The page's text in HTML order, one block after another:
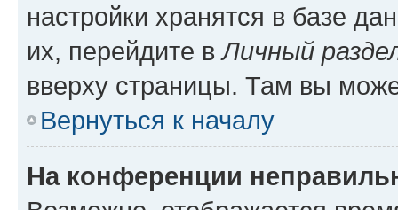
настройки хранятся в базе
их, перейдите вЛичный
вверху страницы. Там вы
Вернуться к началу
На конференции